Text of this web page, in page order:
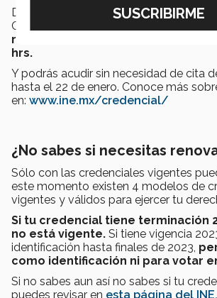
Debido al periodo electoral, los
Ciudadana del
realizar trámites los días sábados
hrs.
Y podrás acudir sin necesidad de cita
hasta el 22 de enero. Conoce más
en: www.ine.mx/credencial/
¿No sabes si necesitas
Sólo con las credenciales vigentes
este momento existen 4 modelos de
vigentes y válidos para ejercer tu
Si tu credencial tiene terminación
no está vigente. Si tiene vigencia
identificación hasta finales de 2023,
como identificación ni para votar
Si no sabes aun así no sabes si tu
puedes revisar en esta página del INE.